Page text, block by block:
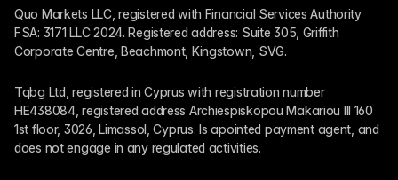
Quo Markets LLC, registered with Financial Services Authority
FSA: 3171 LLC 2024. Registered address: Suite 305, Griffith
Corporate Centre, Beachmont, Kingstown, SVG.
Tqbg Ltd, registered in Cyprus with registration number
HE438084, registered address Archiespiskopou Makariou III 160
1st floor, 3026, Limassol, Cyprus. Is apointed payment agent, and
does not engage in any regulated activities.